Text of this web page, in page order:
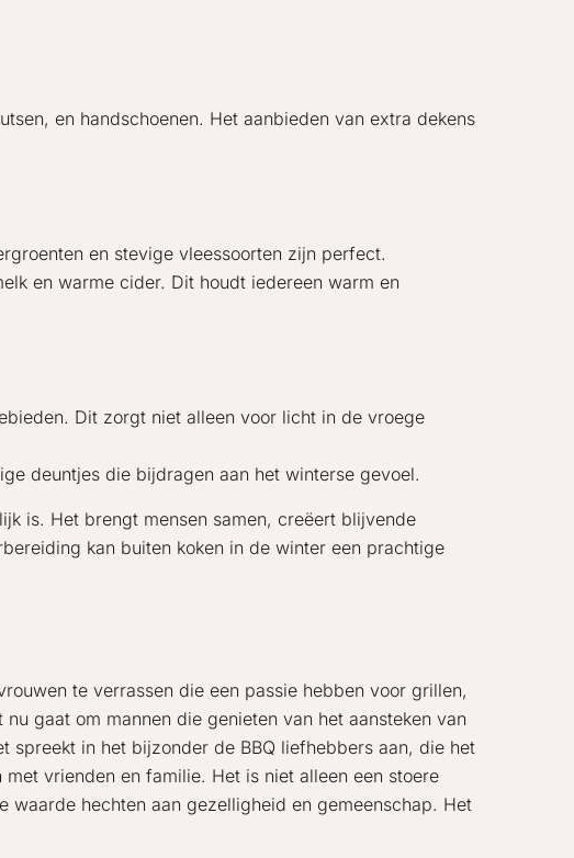
en handschoenen. Het aanbieden van extra dekens
en stevige vleessoorten zijn perfect.
en warme cider. Dit houdt iedereen warm en
Dit zorgt niet alleen voor licht in de vroege
deuntjes die bijdragen aan het winterse gevoel.
is. Het brengt mensen samen, creëert blijvende
kan buiten koken in de winter een prachtige
te verrassen die een passie hebben voor grillen,
gaat om mannen die genieten van het aansteken van
in het bijzonder de BBQ liefhebbers aan, die het
vrienden en familie. Het is niet alleen een stoere
hechten aan gezelligheid en gemeenschap. Het